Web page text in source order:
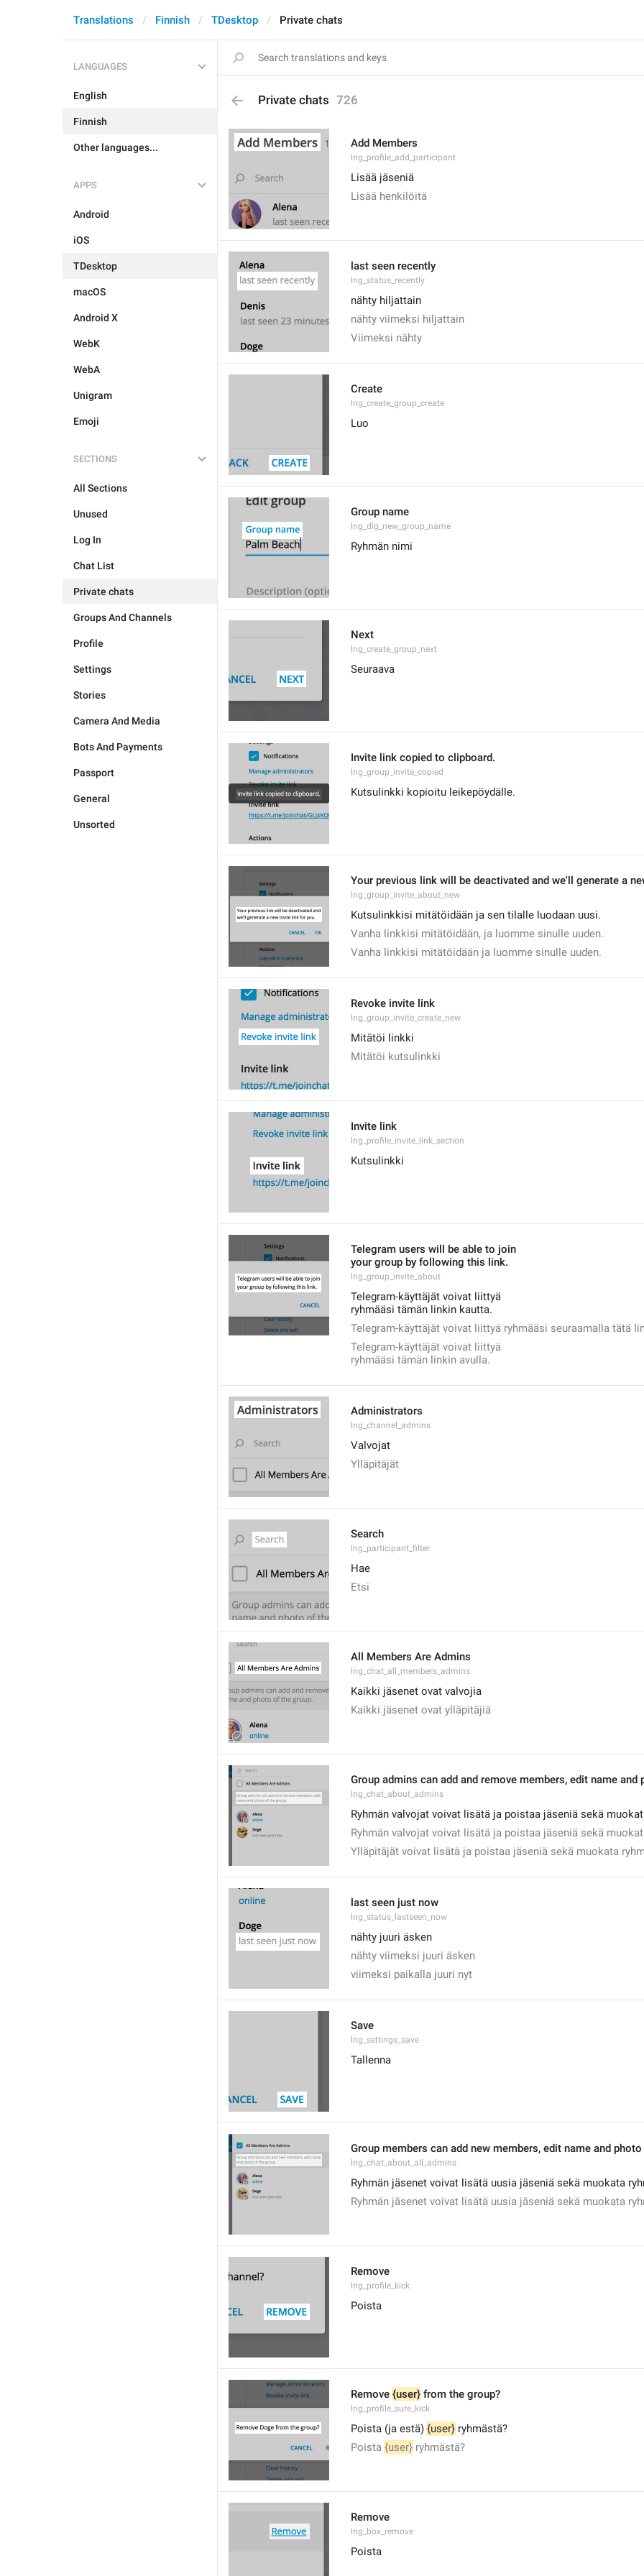
Translations Finnish TDesktop Private chats
LANGUAGES
English
Finnish
Other languages...
APPS
Android
iOS
TDesktop
macOS
Android X
WebK
WebA
Unigram
Emoji
SECTIONS
All Sections
Unused
Log In
Chat List
Private chats
Groups And Channels
Profile
Settings
Stories
Camera And Media
Bots And Payments
Passport
General
Unsorted
Private chats 726
Add Members
lng_profile_add_participant
Lisää jäseniä
Lisää henkilöitä
last seen recently
lng_status_recently
nähty hiljattain
nähty viimeksi hiljattain
Viimeksi nähty
Create
lng_create_group_create
Luo
Group name
lng_dlg_new_group_name
Ryhmän nimi
Next
lng_create_group_next
Seuraava
Invite link copied to clipboard.
lng_group_invite_copied
Kutsulinkki kopioitu leikepöydälle.
Your previous link will be deactivated and we'll generate a
lng_group_invite_about_new
Kutsulinkkisi mitätöidään ja sen tilalle luodaan uusi.
Vanha linkkisi mitätöidään, ja luomme sinulle uuden.
Vanha linkkisi mitätöidään ja luomme sinulle uuden.
Revoke invite link
lng_group_invite_create_new
Mitätöi linkki
Mitätöi kutsulinkki
Invite link
lng_profile_invite_link_section
Kutsulinkki
Telegram users will be able to join
your group by following this link.
lng_group_invite_about
Telegram-käyttäjät voivat liittyä
ryhmääsi tämän linkin kautta.
Telegram-käyttäjät voivat liittyä ryhmääsi seuraamalla tätä
Telegram-käyttäjät voivat liittyä
ryhmääsi tämän linkin avulla.
Administrators
lng_channel_admins
Valvojat
Ylläpitäjät
Search
lng_participant_filter
Hae
Etsi
All Members Are Admins
lng_chat_all_members_admins
Kaikki jäsenet ovat valvojia
Kaikki jäsenet ovat ylläpitäjiä
Group admins can add and remove members, edit name and
lng_chat_about_admins
Ryhmän valvojat voivat lisätä ja poistaa jäseniä sekä
Ryhmän valvojat voivat lisätä ja poistaa jäseniä sekä
Ylläpitäjät voivat lisätä ja poistaa jäseniä sekä muokata
last seen just now
lng_status_lastseen_now
nähty juuri äsken
nähty viimeksi juuri äsken
viimeksi paikalla juuri nyt
Save
lng_settings_save
Tallenna
Group members can add new members, edit name and
lng_chat_about_all_admins
Ryhmän jäsenet voivat lisätä uusia jäseniä sekä muokata
Ryhmän jäsenet voivat lisätä uusia jäseniä sekä muokata
Remove
lng_profile_kick
Poista
Remove {user} from the group?
lng_profile_sure_kick
Poista (ja estä) {user} ryhmästä?
Poista {user} ryhmästä?
Remove
lng_box_remove
Poista